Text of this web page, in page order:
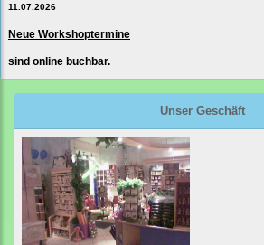
11.07.2026
Neue Workshoptermine
sind online buchbar.
Unser Geschäft